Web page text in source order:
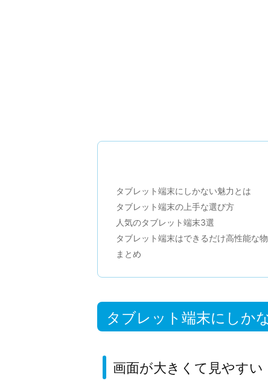
タブレット端末にしかない魅力とは
タブレット端末の上手な選び方
人気のタブレット端末3選
タブレット端末はできるだけ高性能な
まとめ
タブレット端末にしか
画面が大きくて見やすい